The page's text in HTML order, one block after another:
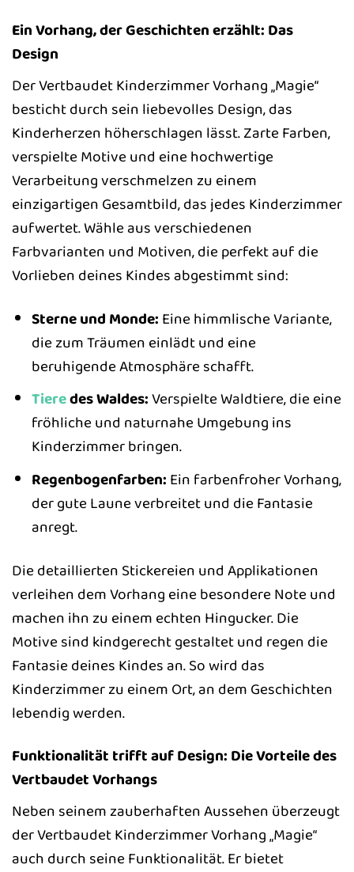
Ein Vorhang, der Geschichten erzählt: Das
Design
Der Vertbaudet Kinderzimmer Vorhang „Magie“
besticht durch sein liebevolles Design, das
Kinderherzen höherschlagen lässt. Zarte Farben,
verspielte Motive und eine hochwertige
Verarbeitung verschmelzen zu einem
einzigartigen Gesamtbild, das jedes Kinderzimmer
aufwertet. Wähle aus verschiedenen
Farbvarianten und Motiven, die perfekt auf die
Vorlieben deines Kindes abgestimmt sind:
Sterne und Monde: Eine himmlische Variante,
die zum Träumen einlädt und eine
beruhigende Atmosphäre schafft.
Tieredes Waldes:Verspielte Waldtiere, die eine
fröhliche und naturnahe Umgebung ins
Kinderzimmer bringen.
Regenbogenfarben: Ein farbenfroher Vorhang,
der gute Laune verbreitet und die Fantasie
anregt.
Die detaillierten Stickereien und Applikationen
verleihen dem Vorhang eine besondere Note und
machen ihn zu einem echten Hingucker. Die
Motive sind kindgerecht gestaltet und regen die
Fantasie deines Kindes an. So wird das
Kinderzimmer zu einem Ort, an dem Geschichten
lebendig werden.
Funktionalität trifft auf Design: Die Vorteile des
Vertbaudet Vorhangs
Neben seinem zauberhaften Aussehen überzeugt
der Vertbaudet Kinderzimmer Vorhang „Magie“
auch durch seine Funktionalität. Er bietet